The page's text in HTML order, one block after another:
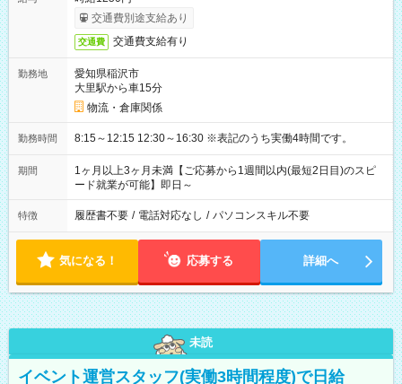
交通費別途支給あり
交通費 交通費支給有り
勤務地
愛知県稲沢市
大里駅から車15分
物流・倉庫関係
勤務時間 8:15～12:15 12:30～16:30 ※表記のうち実働4時間です。
期間
1ヶ月以上3ヶ月未満【ご応募から1週間以内(最短2日目)のスピ
ード就業が可能】即日～
特徴 履歴書不要 / 電話対応なし / パソコンスキル不要
気になる！ 応募する 詳細へ
未読
イベント運営スタッフ(実働3時間程度)で日給